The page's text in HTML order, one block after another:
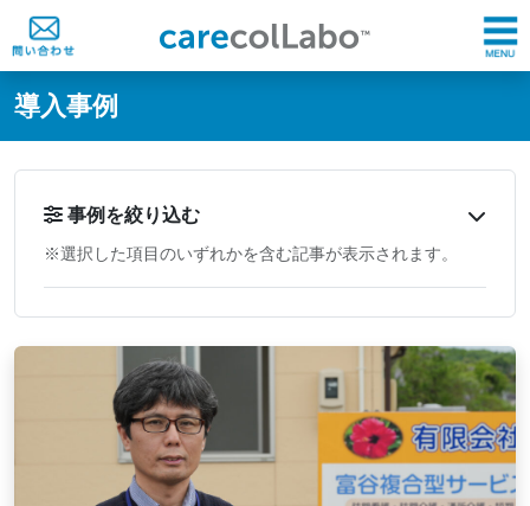
@ -0,0 +1,60 @@
導入事例
事例を絞り込む
※選択した項目のいずれかを含む記事が表示されます。